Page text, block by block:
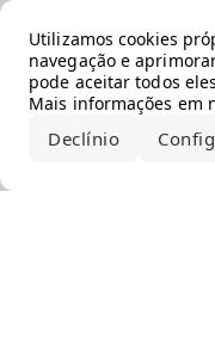
Utilizamos cookies
navegação e
pode aceitar todos
Mais informações em
Declínio
Error